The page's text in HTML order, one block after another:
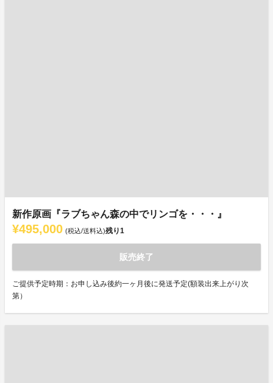
新作原画『ラブちゃん森の中でリンゴを・・・』
¥495,000 (税込/送料込)残り1
販売終了
ご提供予定時期：お申し込み後約一ヶ月後に発送予定(額装出来上がり次
第）